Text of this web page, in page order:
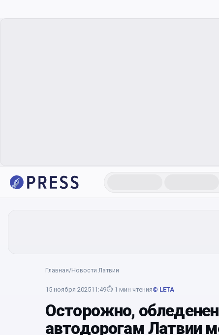
Главная/Новости Латвии
15 ноября 202511:49⏱ 1 мин чтения© LETA
Осторожно,
автодорогам Латвии